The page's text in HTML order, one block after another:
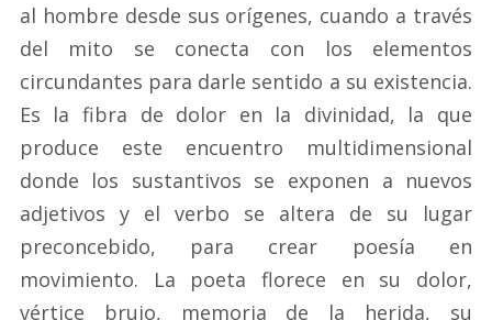
al hombre desde sus orígenes, cuando a través
del mito se conecta con los elementos
circundantes para darle sentido a su existencia.
Es la fibra de dolor en la divinidad, la que
produce este encuentro multidimensional
donde los sustantivos se exponen a nuevos
adjetivos y el verbo se altera de su lugar
preconcebido, para crear poesía en
movimiento. La poeta florece en su dolor,
vértice brujo, memoria de la herida, su